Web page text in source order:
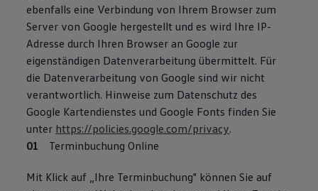
ebenfalls eine Verbindung von Ihrem Browser zum
Server von Google hergestellt und es wird Ihre IP-
Adresse durch Ihren Browser an Google zur
eigenständigen Datenverarbeitung übermittelt. Für
die Datenverarbeitung von Google sind wir nicht
verantwortlich. Hinweise zum Datenschutz des
Google Kartendienstes und Google Fonts finden Sie
unter https://policies.google.com/privacy.
Terminbuchung Online
Mit Klick auf „Ihre Terminbuchung" können Sie auf